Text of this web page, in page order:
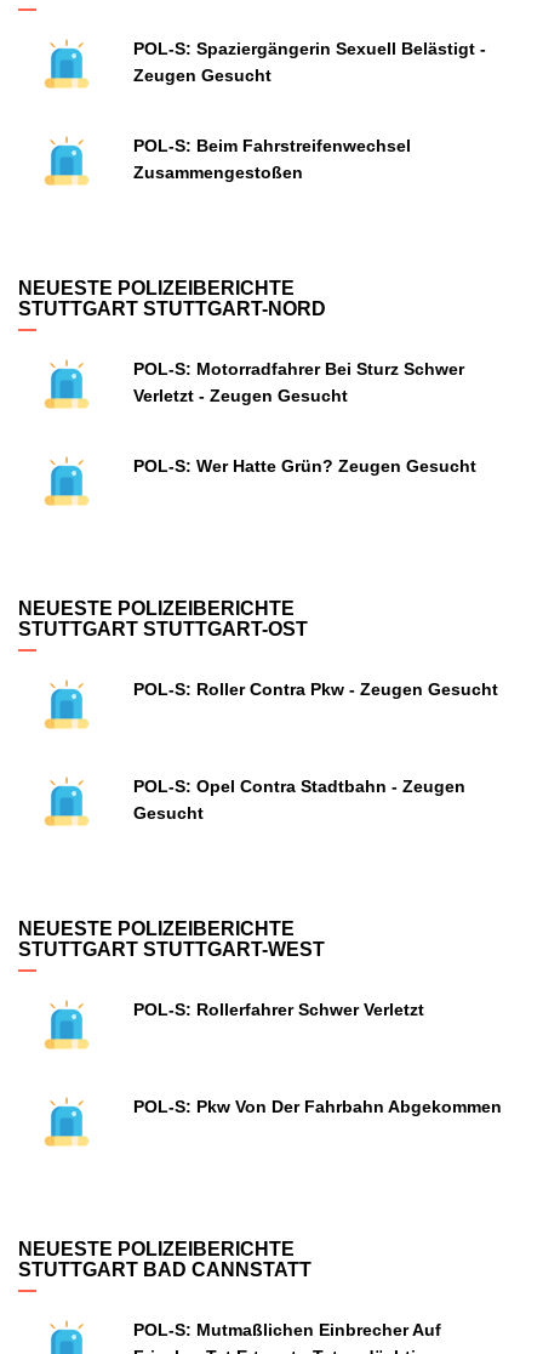
POL-S: Spaziergängerin Sexuell Belästigt -
Zeugen Gesucht
POL-S: Beim Fahrstreifenwechsel
Zusammengestoßen
NEUESTE POLIZEIBERICHTE
STUTTGART STUTTGART-NORD
POL-S: Motorradfahrer Bei Sturz Schwer
Verletzt - Zeugen Gesucht
POL-S: Wer Hatte Grün? Zeugen Gesucht
NEUESTE POLIZEIBERICHTE
STUTTGART STUTTGART-OST
POL-S: Roller Contra Pkw - Zeugen Gesucht
POL-S: Opel Contra Stadtbahn - Zeugen
Gesucht
NEUESTE POLIZEIBERICHTE
STUTTGART STUTTGART-WEST
POL-S: Rollerfahrer Schwer Verletzt
POL-S: Pkw Von Der Fahrbahn Abgekommen
NEUESTE POLIZEIBERICHTE
STUTTGART BAD CANNSTATT
POL-S: Mutmaßlichen Einbrecher Auf